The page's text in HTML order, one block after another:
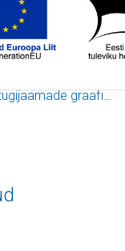
graafikud